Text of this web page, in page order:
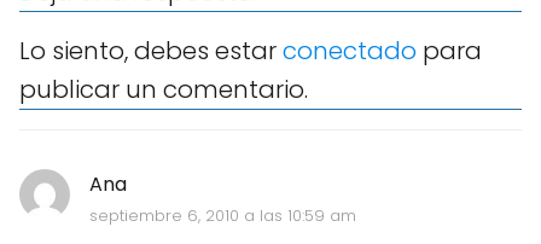
Ana
septiembre 6, 2010 a las 10:59 am
Lo siento, debes estarconectado para
publicar un comentario.